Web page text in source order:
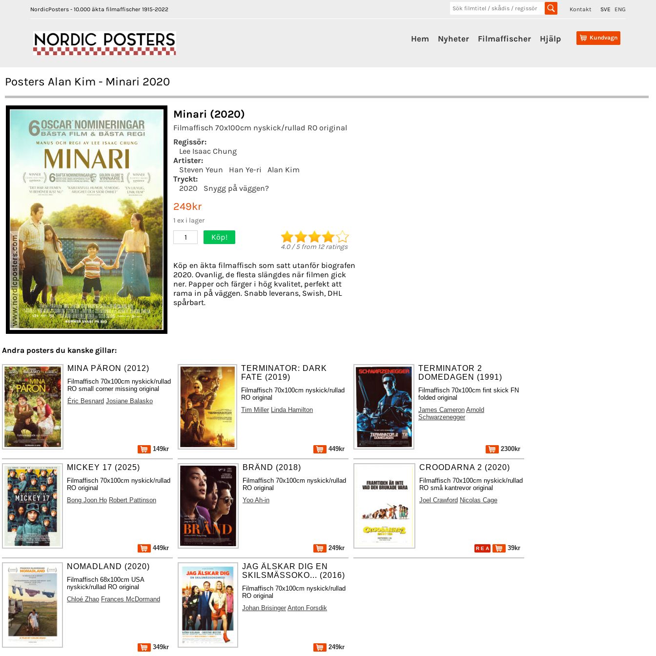
NordicPosters - 10.000 äkta filmaffischer 1915-2022 Kontakt SVE ENG
Kundvagn
Hem Nyheter Filmaffischer Hjälp
Posters Alan Kim - Minari 2020
Minari (2020)
Filmaffisch 70x100cm nyskick/rullad RO original
Regissör:
Lee Isaac Chung
Artister:
Steven Yeun
Han Ye-ri
Alan Kim
Tryckt:
2020
Snygg på väggen?
249kr
1 ex i lager
1 Köp!
4.0/5from 12ratings
Köp en äkta filmaffisch som satt utanför biografen
2020. Ovanlig, de flesta slängdes när filmen gick
ner. Papper och färger i hög kvalitet, perfekt att
rama in på väggen. Snabb leverans, Swish, DHL
spårbart.
Andra posters du kanske gillar:
MINA PÄRON (2012)
Filmaffisch 70x100cm nyskick/rullad
RO small corner missing original
Éric Besnard Josiane Balasko
149kr
TERMINATOR: DARK
FATE (2019)
Filmaffisch 70x100cm nyskick/rullad
RO original
Tim Miller Linda Hamilton
449kr
TERMINATOR 2
DOMEDAGEN (1991)
Filmaffisch 70x100cm fint skick FN
folded original
James Cameron Arnold
Schwarzenegger
2300kr
MICKEY 17 (2025)
Filmaffisch 70x100cm nyskick/rullad
RO original
Bong Joon Ho Robert Pattinson
449kr
BRÄND (2018)
Filmaffisch 70x100cm nyskick/rullad
RO original
Yoo Ah-in
249kr
CROODARNA 2 (2020)
Filmaffisch 70x100cm nyskick/rullad
RO små kantrevor original
Joel Crawford Nicolas Cage
R E A 39kr
NOMADLAND (2020)
Filmaffisch 68x100cm USA
nyskick/rullad RO original
Chloé Zhao Frances McDormand
349kr
JAG ÄLSKAR DIG EN
SKILSMÄSSOKO... (2016)
Filmaffisch 70x100cm nyskick/rullad
RO original
Johan Brisinger Anton Forsdik
249kr